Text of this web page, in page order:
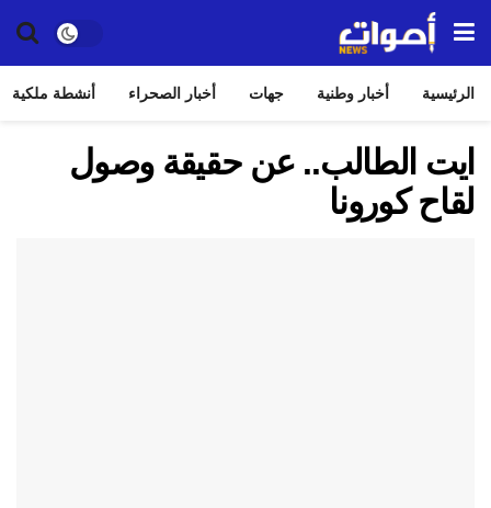
الرئيسية أخبار وطنية جهات أخبار الصحراء أنشطة ملكية
ايت الطالب.. عن حقيقة وصول
لقاح كورونا